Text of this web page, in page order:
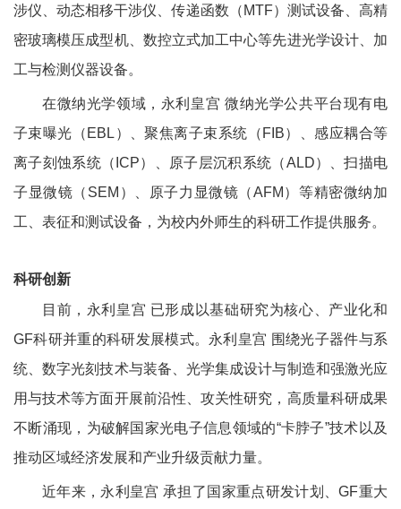
涉仪、动态相移干涉仪、传递函数（ MTF）测试设备、高精
密玻璃模压成型机、数控立式加工中心等先进光学设计、加
工与检测仪器设备。
在微纳光学领域，永利皇宫 微纳光学公共平台现有电
子束曝光（ EBL ）、聚焦离子束系统（ FIB）、感应耦合等
离子刻蚀系统（ ICP）、原子层沉积系统（ALD）、扫描电
子显微镜（ SEM ）、原子力显微镜（AFM ）等精密微纳加
工、表征和测试设备，为校内外师生的科研工作提供服务。
科研创新
目前，永利皇宫 已形成以基础研究为核心、产业化和
GF科研并重的科研发展模式。永利皇宫 围绕光子器件与系
统、数字光刻技术与装备、光学集成设计与制造和强激光应
用与技术等方面开展前沿性、攻关性研究，高质量科研成果
不断涌现，为破解国家光电子信息领域的“卡脖子”技术以及
推动区域经济发展和产业升级贡献力量。
近年来，永利皇宫 承担了国家重点研发计划、GF重大